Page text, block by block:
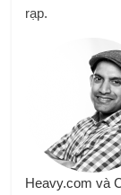
rạp.
Heavy.com và